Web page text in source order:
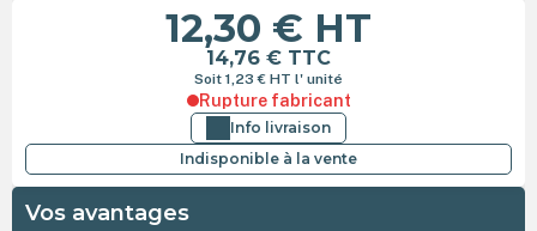
12,30 € HT
14,76 € TTC
Soit 1,23 € HT l' unité
Rupture fabricant
Info livraison
Indisponible à la vente
Vos avantages